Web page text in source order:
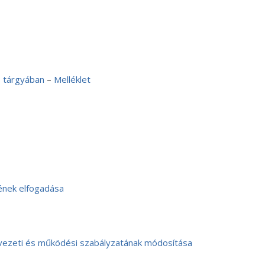
– Melléklet
elfogadása
és működési szabályzatának módosítása